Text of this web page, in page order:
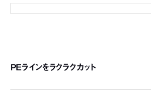
PEラインをラクラクカット